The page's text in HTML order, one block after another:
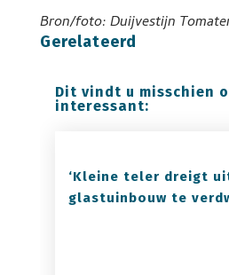
Bron/foto: Duijvestijn
Gerelateerd
Dit vindt u misschien
interessant:
‘Kleine teler dreigt
glastuinbouw te